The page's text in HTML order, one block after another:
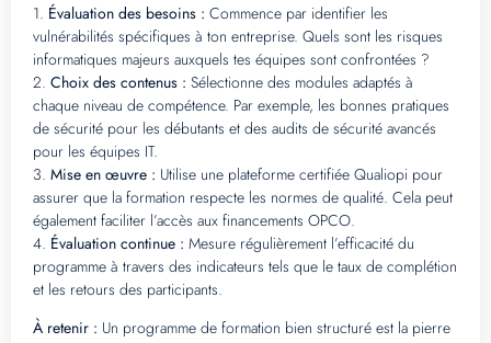
1. Évaluation des besoins : Commence par identifier les
vulnérabilités spécifiques à ton entreprise. Quels sont les risques
informatiques majeurs auxquels tes équipes sont confrontées ?
2. Choix des contenus : Sélectionne des modules adaptés à
chaque niveau de compétence. Par exemple, les bonnes pratiques
de sécurité pour les débutants et des audits de sécurité avancés
pour les équipes IT.
3. Mise en œuvre : Utilise une plateforme certifiée Qualiopi pour
assurer que la formation respecte les normes de qualité. Cela peut
également faciliter l’accès aux financements OPCO.
4. Évaluation continue : Mesure régulièrement l’efficacité du
programme à travers des indicateurs tels que le taux de complétion
et les retours des participants.
À retenir : Un programme de formation bien structuré est la pierre